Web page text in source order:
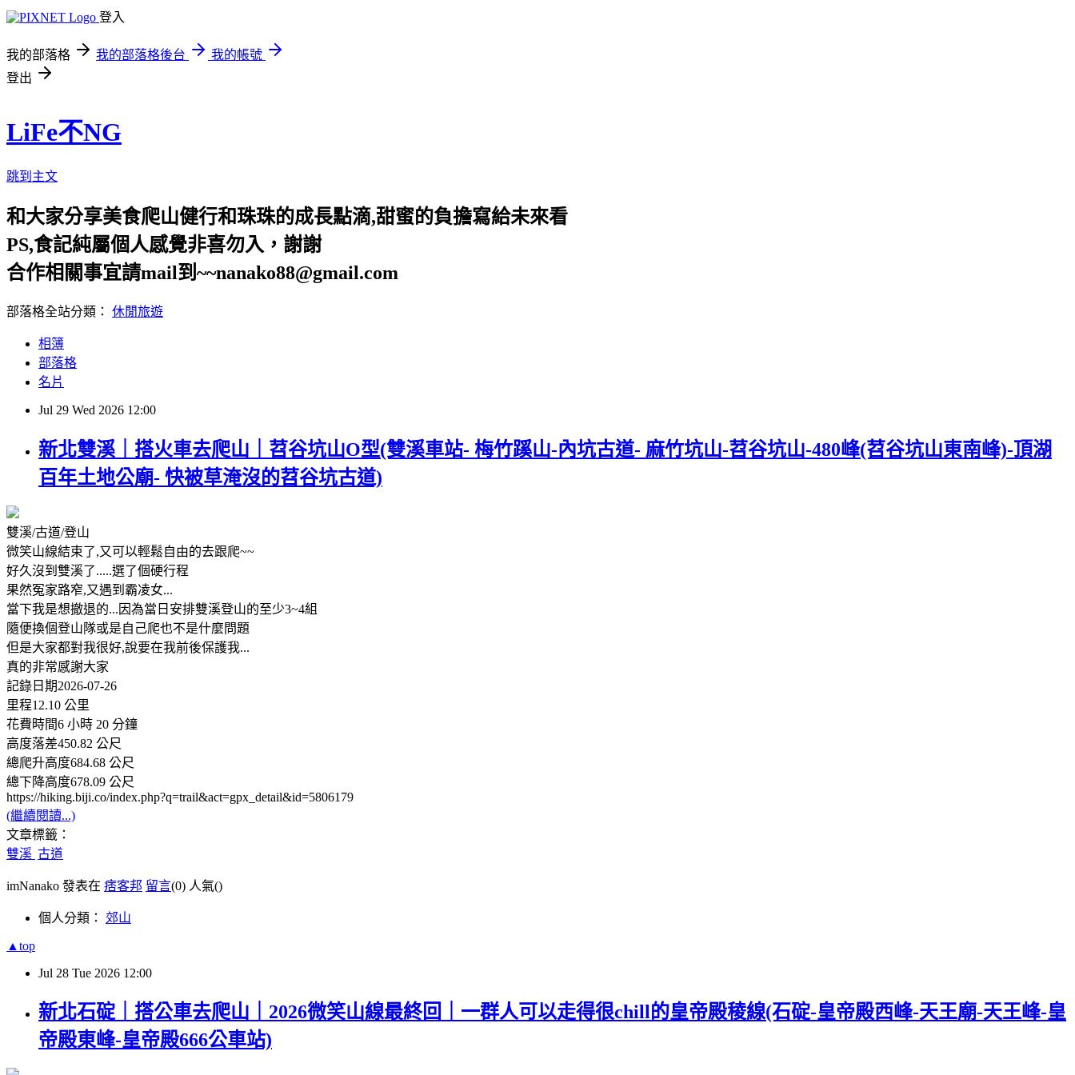
登入
我的部落格 我的部落格後台
我的帳號
登出
LiFe不NG
跳到主文
和大家分享美食爬山健行和珠珠的成長點滴,甜蜜的負擔寫給未來看
PS,食記純屬個人感覺非喜勿入，謝謝
合作相關事宜請mail到~~nanako88@gmail.com
部落格全站分類： 休閒旅遊
相簿
部落格
名片
Jul 29 Wed 2026 12:00
新北雙溪｜搭火車去爬山｜苕谷坑山O型(雙溪車站- 梅竹蹊山-內坑古道- 麻竹坑山-苕谷坑山-480峰(苕谷坑山東南峰)-頂湖
百年土地公廟- 快被草淹沒的苕谷坑古道)
雙溪/古道/登山
微笑山線結束了,又可以輕鬆自由的去跟爬~~
好久沒到雙溪了.....選了個硬行程
果然冤家路窄,又遇到霸凌女...
當下我是想撤退的...因為當日安排雙溪登山的至少3~4組
隨便換個登山隊或是自己爬也不是什麼問題
但是大家都對我很好,說要在我前後保護我...
真的非常感謝大家
記錄日期2026-07-26
里程12.10 公里
花費時間6 小時 20 分鐘
高度落差450.82 公尺
總爬升高度684.68 公尺
總下降高度678.09 公尺
https://hiking.biji.co/index.php?q=trail&act=gpx_detail&id=5806179
(繼續閱讀...)
文章標籤：
雙溪 古道
imNanako 發表在 痞客邦 留言(0) 人氣()
個人分類： 郊山
▲top
Jul 28 Tue 2026 12:00
新北石碇｜搭公車去爬山｜2026微笑山線最終回｜一群人可以走得很chill的皇帝殿稜線(石碇-皇帝殿西峰-天王廟-天王峰-皇
帝殿東峰-皇帝殿666公車站)